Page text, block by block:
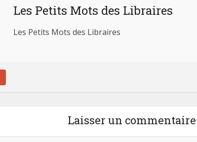
Les Petits Mots des Libraires
Les Petits Mots des Libraires
Laisser un commentaire